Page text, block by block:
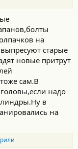
на
старые
новые притрут
сам.В
надо
в
на